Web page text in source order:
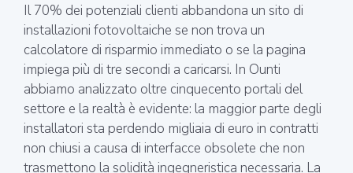
Il 70% dei potenziali clienti abbandona un sito di
installazioni fotovoltaiche se non trova un
calcolatore di risparmio immediato o se la pagina
impiega più di tre secondi a caricarsi. In Ounti
abbiamo analizzato oltre cinquecento portali del
settore e la realtà è evidente: la maggior parte degli
installatori sta perdendo migliaia di euro in contratti
non chiusi a causa di interfacce obsolete che non
trasmettono la solidità ingegneristica necessaria. La